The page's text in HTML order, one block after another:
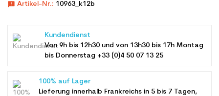
announcement Artikel-Nr.: 10963_k12b
Kundendienst
Von 9h bis 12h30 und von 13h30 bis 17h Montag
bis Donnerstag +33 (0)4 50 07 13 25
100% auf Lager
Lieferung innerhalb Frankreichs in 5 bis 7 Tagen,